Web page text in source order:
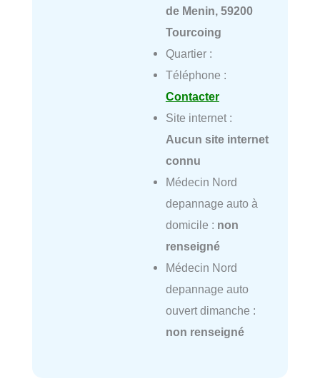
de Menin, 59200
Tourcoing
Quartier :
Téléphone :
Contacter
Site internet :
Aucun site internet
connu
Médecin Nord
depannage auto à
domicile : non
renseigné
Médecin Nord
depannage auto
ouvert dimanche :
non renseigné